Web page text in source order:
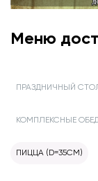
Меню
ПРАЗДНИЧНЫЙ
КОМПЛЕКСНЫЕ
ПИЦЦА (D=35СМ)